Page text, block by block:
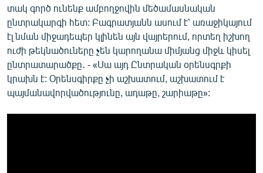
տակ գործ ունենք ամբողջովին մեծամասնական
ընտրակարգի հետ: Բագրատյանն ասում է՝ առաջիկայում
էլ նման միջադեպեր կլինեն այն վայրերում, որտեղ իշխող
ուժի թեկնածուները չեն կարողանա միմյանց միջև կիսել
ընտրատարածքը․ - «Սա այդ Ընտրական օրենսգրքի
կրախն է: Օրենսգիրքը չի աշխատում, աշխատում է
պայմանավորվածությունը, ադաթը, շարիաթը»: